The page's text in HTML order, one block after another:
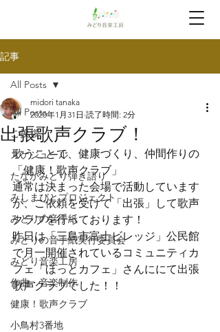
記事
All Posts
ご挨拶
スケジュール
たなかみどり弾き語り
みしまびとプロジェクト
みどりの音手紙
みどりの音手紙実行委員会
みどり音楽工房
作曲・音楽制作
健康！歌声クラブ
小鳥村3番地
All Posts
出張歌声クラブ！
midori tanaka
2020年1月31日 読了時間: 2分
歌うことで、健康づくり、仲間作りの
「健康！歌声クラブ」
通常は決まった会場で活動しています
が、ご依頼を受けて「出張」して歌声
クラブを行っております！
昨日は「三島市富士ビレッジ」公民館
で月一開催されているコミュニティカ
フェ「ほっとカフェ」さんににて出張
歌声クラブでした！！